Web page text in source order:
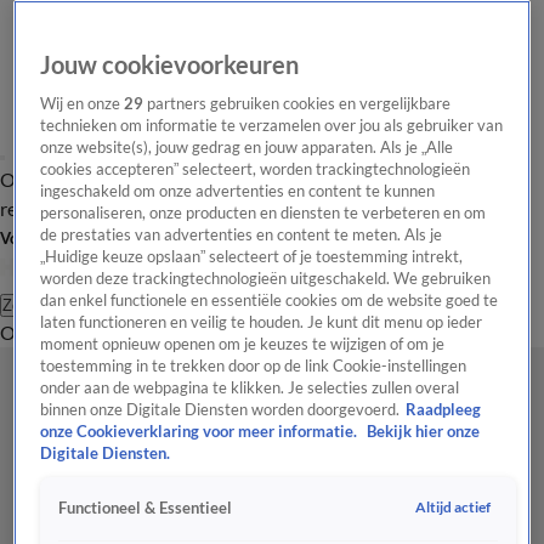
Overzicht Laatste nieuws Regionieuws Het beste van Hart
Tip de
redactie
Volg Hart van Nederland
Zoeken
OverzichtRegioUitzendingenWeerTip de redactiePanelVideo's
Jouw cookievoorkeuren
Wij en onze29 partners gebruiken cookies en vergelijkbare
technieken om informatie te verzamelen over jou als gebruiker van
onze website(s), jouw gedrag en jouw apparaten. Als je „Alle
cookies accepteren” selecteert, worden trackingtechnologieën
ingeschakeld om onze advertenties en content te kunnen
personaliseren, onze producten en diensten te verbeteren en om
de prestaties van advertenties en content te meten. Als je
„Huidige keuze opslaan” selecteert of je toestemming intrekt,
worden deze trackingtechnologieën uitgeschakeld. We gebruiken
dan enkel functionele en essentiële cookies om de website goed te
laten functioneren en veilig te houden. Je kunt dit menu op ieder
moment opnieuw openen om je keuzes te wijzigen of om je
toestemming in te trekken door op de link Cookie-instellingen
onder aan de webpagina te klikken. Je selecties zullen overal
binnen onze Digitale Diensten worden doorgevoerd. Raadpleeg
onze Cookieverklaring voor meer informatie.
Bekijk hier onze
Digitale Diensten.
Functioneel & Essentieel Altijd actief